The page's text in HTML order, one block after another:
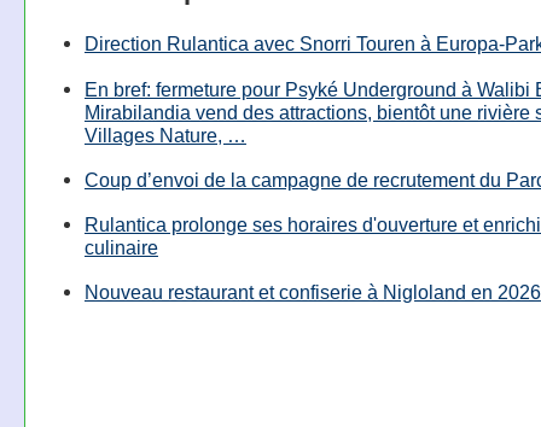
Direction Rulantica avec Snorri Touren à Europa-
En bref: fermeture pour Psyké Underground à Walibi
Mirabilandia vend des attractions, bientôt une rivière
Villages Nature, …
Coup d’envoi de la campagne de recrutement du
Rulantica prolonge ses horaires d'ouverture et
culinaire
Nouveau restaurant et confiserie à Nigloland en 2026